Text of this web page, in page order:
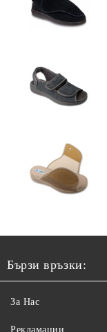
Бързи връзки:
За Нас
Рекламации